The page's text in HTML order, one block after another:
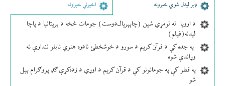
ډير لیدل شوي خبرونه اخیرني خبرونه
د اروپا له لومړي شین (چاپېریال‌دوست) جومات څخه د بریتانیا د پاچا
لیدنه(فیلم)
په جده کې د قرآن کریم د سورو د خوشخطئ نادره هنري تابلو نندارې ته
وړاندې شوه
په قطر کې په جوماتونو کې د قرآن کریم د اوړي د زده‌کړې ګډ پروګرام پیل
شو